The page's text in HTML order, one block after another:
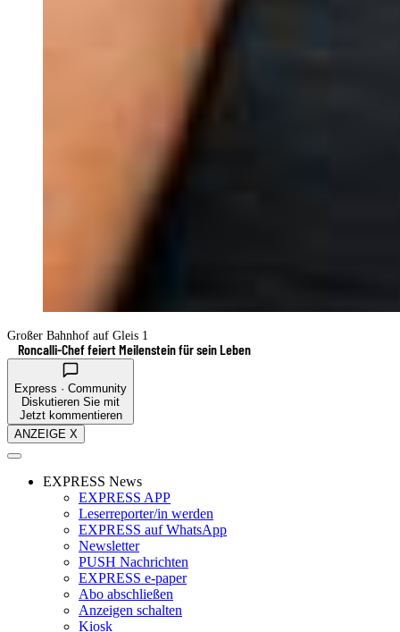
Großer Bahnhof auf Gleis 1
Roncalli-Chef feiert Meilenstein für sein Leben
Express · Community
Diskutieren Sie mit
Jetzt kommentieren
ANZEIGE X
EXPRESS News
EXPRESS APP
Leserreporter/in werden
EXPRESS auf WhatsApp
Newsletter
PUSH Nachrichten
EXPRESS e-paper
Abo abschließen
Anzeigen schalten
Kiosk